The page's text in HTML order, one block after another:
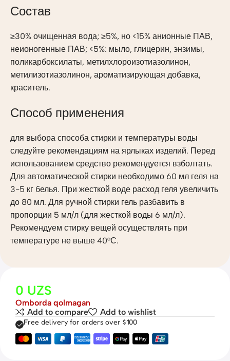
Состав
≥30% очищенная вода; ≥5%, но <15% анионные ПАВ,
неионогенные ПАВ; <5%: мыло, глицерин, энзимы,
поликарбоксилаты, метилхлороизотиазолинон,
метилизотиазолинон, ароматизирующая добавка,
краситель.
Способ применения
для выбора способа стирки и температуры воды
следуйте рекомендациям на ярлыках изделий. Перед
использованием средство рекомендуется взболтать.
Для автоматической стирки необходимо 60 мл геля на
3-5 кг белья. При жесткой воде расход геля увеличить
до 80 мл. Для ручной стирки гель разбавить в
пропорции 5 мл/л (для жесткой воды 6 мл/л).
Рекомендуем стирку вещей осуществлять при
температуре не выше 40°С.
0 UZS
Omborda qolmagan
Add to compare
Add to wishlist
Free delivery for orders over $100